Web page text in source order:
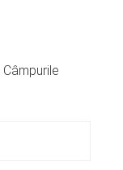
Câmpurile